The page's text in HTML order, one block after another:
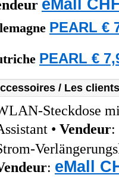
eMall
PEARL €
PEARL €
/ Les
Steckdose
• Vendeur:
: eMall